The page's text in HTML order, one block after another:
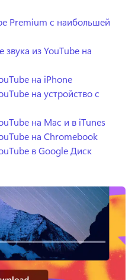
Premium с наибольшей
звука из YouTube на
на iPhone
на устройство с
на Mac и в iTunes
на Chromebook
в Google Диск